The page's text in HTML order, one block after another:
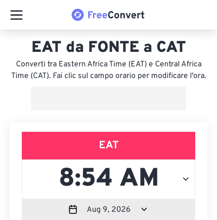
EAT da FONTE a CAT
Converti tra Eastern Africa Time (EAT) e Central Africa
Time (CAT). Fai clic sul campo orario per modificare l'ora.
EAT